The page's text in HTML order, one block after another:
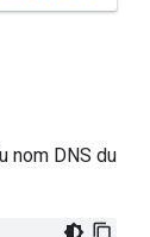
nom DNS du